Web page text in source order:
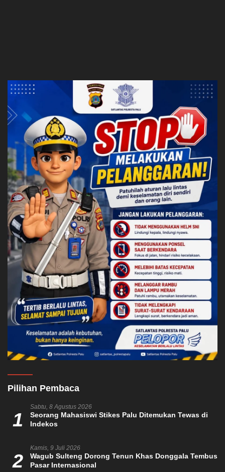
Pilihan Pembaca
1
Sabtu, 8 Agustus 2026
Seorang Mahasiswi Stikes Palu Ditemukan Tewas di
Indekos
2
Kamis, 9 Juli 2026
Wagub Sulteng Dorong Tenun Khas Donggala Tembus
Pasar Internasional